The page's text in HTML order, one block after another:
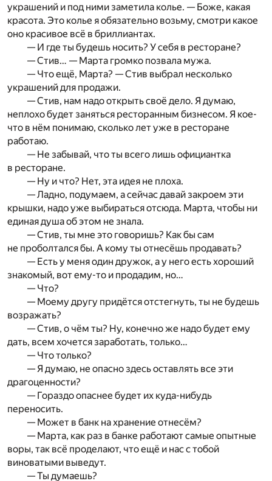
украшений и под ними заметила колье. — Боже, какая
красота. Это колье я обязательно возьму, смотри какое
оно красивое всё в бриллиантах.
— И где ты будешь носить? У себя в ресторане?
— Стив… — Марта громко позвала мужа.
— Что ещё, Марта? — Стив выбрал несколько
украшений для продажи.
— Стив, нам надо открыть своё дело. Я думаю,
неплохо будет заняться ресторанным бизнесом. Я кое-
что в нём понимаю, сколько лет уже в ресторане
работаю.
— Не забывай, что ты всего лишь официантка
в ресторане.
— Ну и что? Нет, эта идея не плоха.
— Ладно, подумаем, а сейчас давай закроем эти
крышки, надо уже выбираться отсюда. Марта, чтобы ни
единая душа об этом не знала.
— Стив, ты мне это говоришь? Как бы сам
не проболтался бы. А кому ты отнесёшь продавать?
— Есть у меня один дружок, а у него есть хороший
знакомый, вот ему-то и продадим, но…
— Что?
— Моему другу придётся отстегнуть, ты не будешь
возражать?
— Стив, о чём ты? Ну, конечно же надо будет ему
дать, всем хочется заработать, только…
— Что только?
— Я думаю, не опасно здесь оставлять все эти
драгоценности?
— Гораздо опаснее будет их куда-нибудь
переносить.
— Может в банк на хранение отнесём?
— Марта, как раз в банке работают самые опытные
воры, так всё проделают, что ещё и нас с тобой
виноватыми выведут.
— Ты думаешь?